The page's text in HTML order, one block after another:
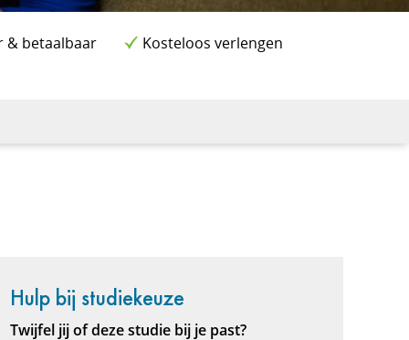
& betaalbaar Kosteloos verlengen
Hulp bij studiekeuze
Twijfel jij of deze studie bij je past?